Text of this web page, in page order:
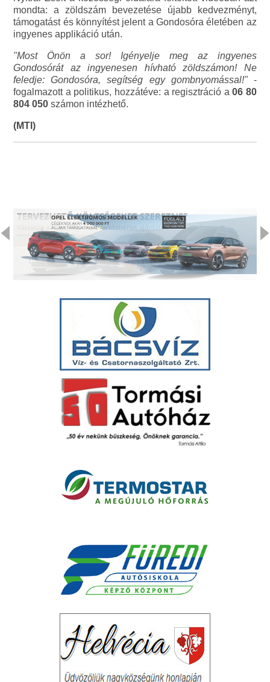
mondta: a zöldszám bevezetése újabb kedvezményt,
támogatást és könnyítést jelent a Gondosóra életében az
ingyenes applikáció után.
"Most Önön a sor! Igényelje meg az ingyenes
Gondosórát az ingyenesen hívható zöldszámon! Ne
feledje: Gondosóra, segítség egy gombnyomással!"-
fogalmazott a politikus, hozzátéve: a regisztráció a06 80
804 050 számon intézhető.
(MTI)